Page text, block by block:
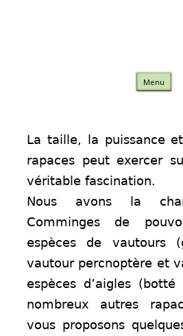
Menu
La taille, la puissance
rapaces peut exercer
véritable fascination.
Nous avons la
Comminges de
espèces de vautours
vautour percnoptère et
espèces d’aigles
nombreux autres
vous proposons